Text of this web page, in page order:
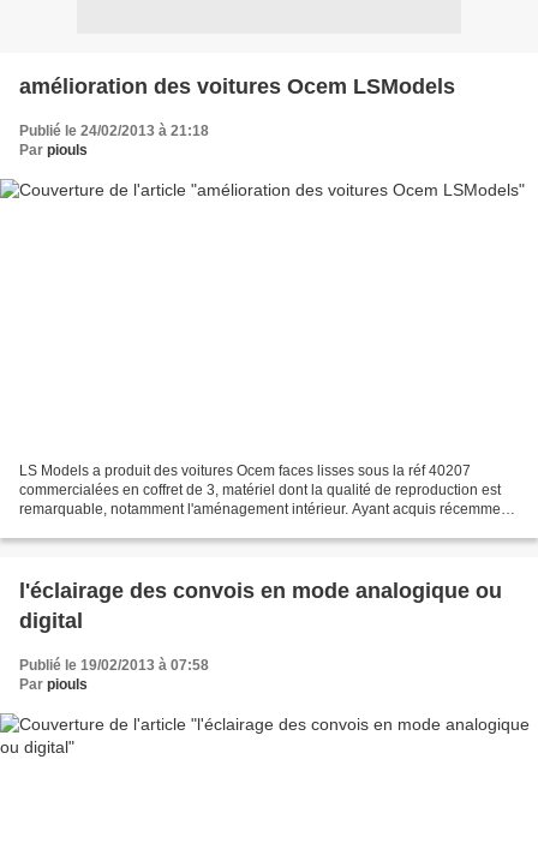
amélioration des voitures Ocem LSModels
Publié le 24/02/2013 à 21:18
Par piouls
LS Models a produit des voitures Ocem faces lisses sous la réf 40207
commercialées en coffret de 3, matériel dont la qualité de reproduction est
remarquable, notamment l'aménagement intérieur. Ayant acquis récemment
l'éclairage des convois en mode analogique ou
digital
Publié le 19/02/2013 à 07:58
Par piouls